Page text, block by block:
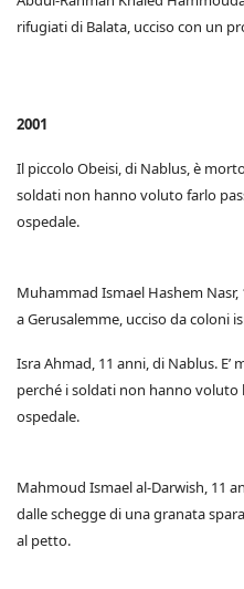
rifugiati di Balata, ucciso con un
2001
Il piccolo Obeisi, di Nablus, è
soldati non hanno voluto farlo
ospedale.
Muhammad Ismael Hashem
a Gerusalemme, ucciso da coloni
Isra Ahmad, 11 anni, di Nablus. E’
perché i soldati non hanno voluto
ospedale.
Mahmoud Ismael al-Darwish, 11
dalle schegge di una granata
al petto.